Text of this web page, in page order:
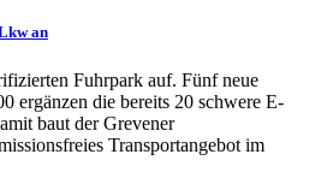
an
Fuhrpark auf. Fünf neue
ergänzen die bereits 20 schwere E-
baut der Grevener
Transportangebot im